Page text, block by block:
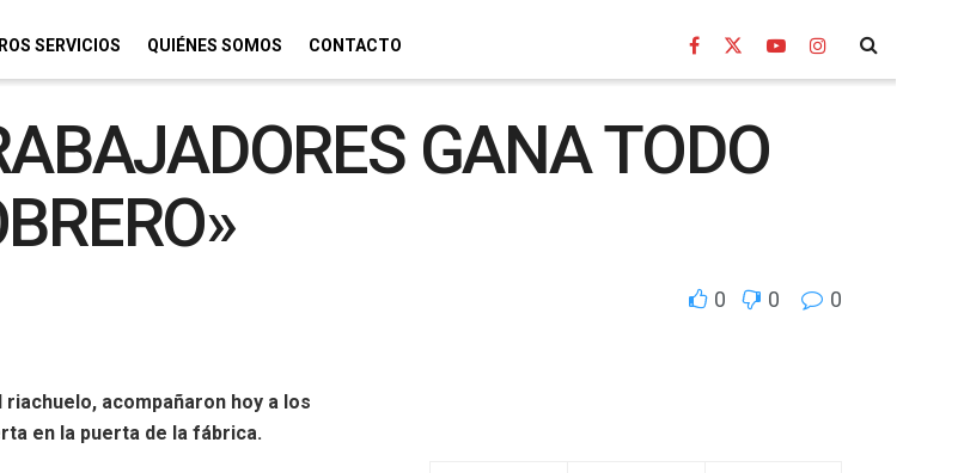
SERVICIOS QUIÉNES SOMOS CONTACTO
GANA TODO
0 0 0
acompañaron hoy a los
en la puerta de la fábrica.